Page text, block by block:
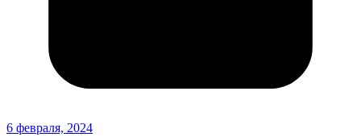
6 февраля, 2024